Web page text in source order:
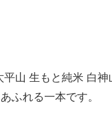
山 生もと純米 白
ふれる一本です。